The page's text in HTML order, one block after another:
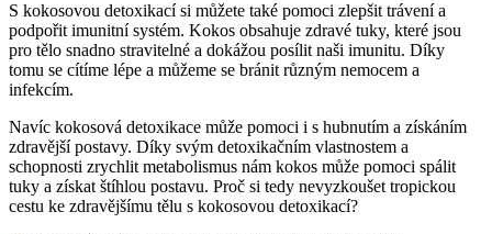
S kokosovou detoxikací si můžete​ také‌ pomoci zlepšit trávení ‍a
podpořit⁣ imunitní systém. Kokos obsahuje zdravé tuky, které jsou
pro tělo snadno stravitelné⁤ a dokážou posílit naši imunitu. Díky
tomu se ⁣cítíme lépe a můžeme⁣ se bránit různým nemocem a
infekcím.
Navíc kokosová detoxikace může pomoci i s hubnutím a získáním
zdravější⁤ postavy. Díky svým detoxikačním vlastnostem a⁣
schopnosti zrychlit metabolismus nám kokos ‌může pomoci spálit
‍tuky a získat⁤ štíhlou postavu. Proč si‍ tedy nevyzkoušet tropickou
cestu ke ‌zdravějšímu tělu s kokosovou ⁢detoxikací?